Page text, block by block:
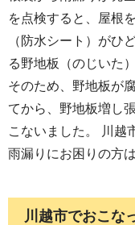
を点検すると、屋根
（防水シート）がひ
る野地板（のじいた
そのため、野地板が
てから、野地板増し
こないました。 川越
雨漏りにお困りの方
川越市でおこな